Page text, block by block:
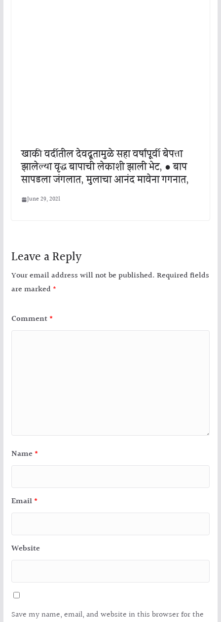
खाकी वर्दीतील देवदूतामुळे सहा वर्षांपूर्वी बेपत्ता
झालेल्या वृद्ध बापाची लेकाशी झाली भेट, ● बाप
सापडला जंगलात, मुलाचा आनंद मावेना गगनात,
June 29, 2021
Leave a Reply
Your email address will not be published. Required fields
are marked *
Comment *
Name *
Email *
Website
Save my name, email, and website in this browser for the